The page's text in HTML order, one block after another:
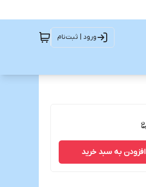
ورود | ثبت‌نام
افزودن به سبد خرید